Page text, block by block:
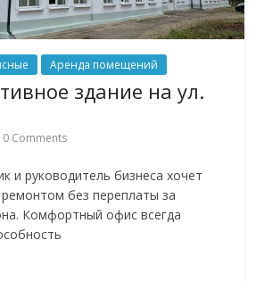
Аренда помещений
здание на ул.
0 Comments
и руководитель бизнеса хочет
без переплаты за
Комфортный офис всегда